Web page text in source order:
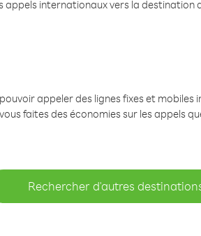
internationaux vers la destination
appeler des lignes fixes et
faites des économies sur les appels
Rechercher d'autres